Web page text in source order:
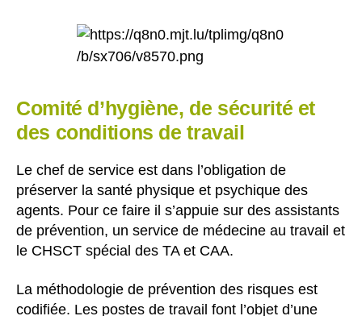
Comité d’hygiène, de sécurité et
des conditions de travail
Le chef de service est dans l’obligation de
préserver la santé physique et psychique des
agents. Pour ce faire il s’appuie sur des assistants
de prévention, un service de médecine au travail et
le CHSCT spécial des TA et CAA.
La méthodologie de prévention des risques est
codifiée. Les postes de travail font l’objet d’une